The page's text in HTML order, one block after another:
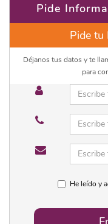
Pide
Pide tu
Déjanos tus datos y te
para
He leído y